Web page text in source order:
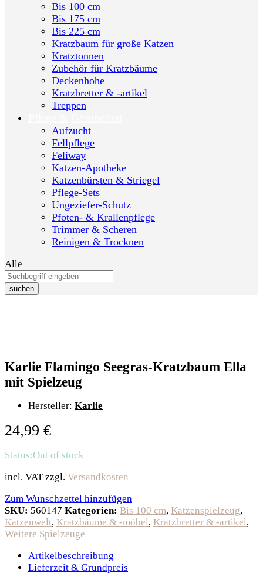
Bis 100 cm
Bis 175 cm
Bis 225 cm
Kratzbaum für große Katzen
Kratztonnen
Zubehör für Kratzbäume
Deckenhohe
Kratzbretter & -artikel
Treppen
Aufzucht
Fellpflege
Feliway
Katzen-Apotheke
Katzenbürsten & Striegel
Pflege-Sets
Ungeziefer-Schutz
Pfoten- & Krallenpflege
Trimmer & Scheren
Reinigen & Trocknen
Alle
suchen
Karlie Flamingo Seegras-Kratzbaum Ella
mit Spielzeug
Hersteller: Karlie
24,99 €
Status:Out of stock
incl. VAT zzgl. Versandkosten
Zum Wunschzettel hinzufügen
SKU: 560147 Kategorien: Bis 100 cm, Katzenspielzeug,
Katzenwelt, Kratzbäume & -möbel, Kratzbretter & -artikel,
Weitere Spielzeuge
Artikelbeschreibung
Lieferzeit & Grundpreis